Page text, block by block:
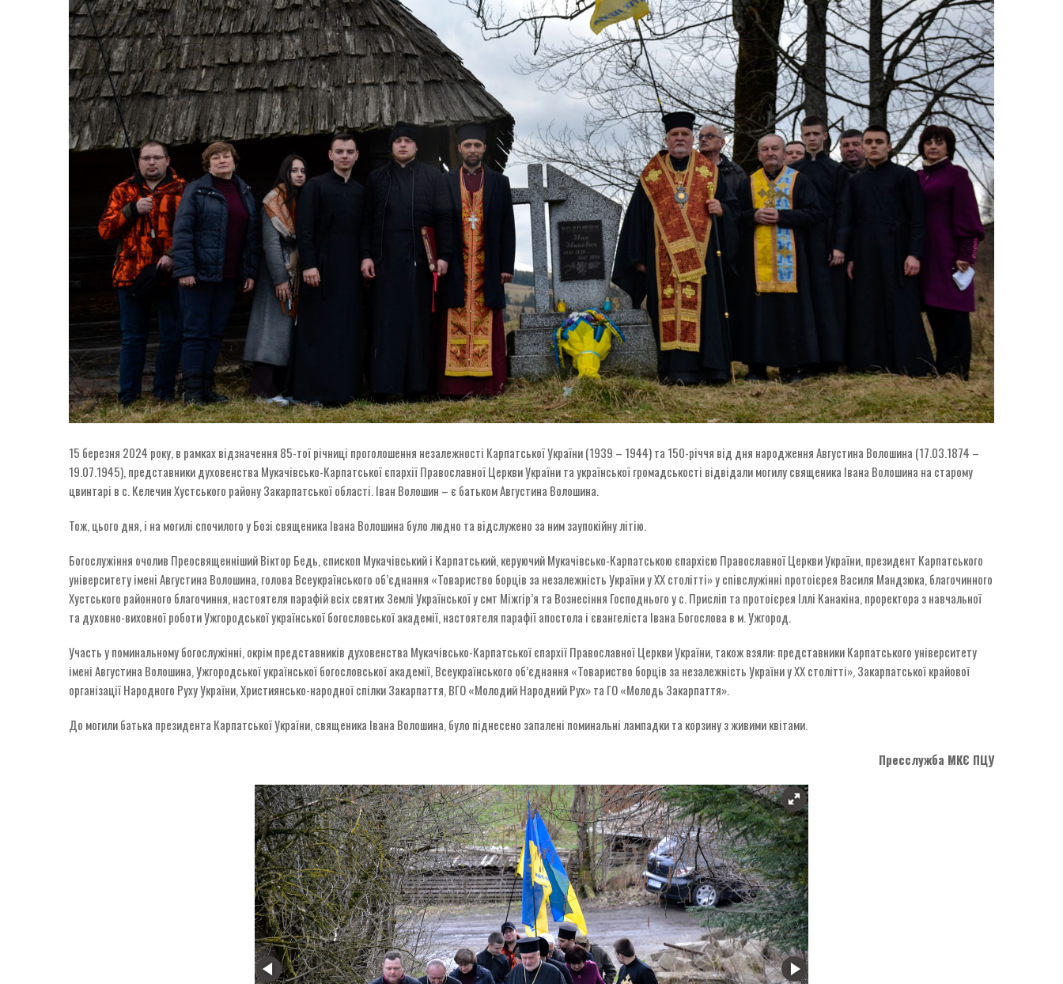
15 березня 2024 року, в рамках відзначення 85-тої річниці проголошення незалежності Карпатської України (1939 – 1944) та 150-річчя від дня народження Августина Волошина (17.03.1874 –
19.07.1945), представники духовенства Мукачівсько-Карпатської єпархії Православної Церкви України та української громадськості відвідали могилу священика Івана Волошина на старому
цвинтарі в с. Келечин Хустського району Закарпатської області. Іван Волошин – є батьком Августина Волошина.
Тож, цього дня, і на могилі спочилого у Бозі священика Івана Волошина було людно та відслужено за ним заупокійну літію.
Богослужіння очолив Преосвященніший Віктор Бедь, єпископ Мукачівський і Карпатський, керуючий Мукачівсько-Карпатською єпархією Православної Церкви України, президент Карпатського
університету імені Августина Волошина, голова Всеукраїнського об’єднання «Товариство борців за незалежність України у ХХ столітті» у співслужінні протоієрея Василя Мандзюка, благочинного
Хустського районного благочиння, настоятеля парафій всіх святих Землі Української у смт Міжгір’я та Вознесіння Господнього у с. Присліп та протоієрея Іллі Канакіна, проректора з навчальної
та духовно-виховної роботи Ужгородської української богословської академії, настоятеля парафії апостола і євангеліста Івана Богослова в м. Ужгород.
Участь у поминальному богослужінні, окрім представників духовенства Мукачівсько-Карпатської єпархії Православної Церкви України, також взяли: представники Карпатського університету
імені Августина Волошина, Ужгородської української богословської академії, Всеукраїнського об’єднання «Товариство борців за незалежність України у ХХ столітті», Закарпатської крайової
організації Народного Руху України, Християнсько-народної спілки Закарпаття, ВГО «Молодий Народний Рух» та ГО «Молодь Закарпаття».
До могили батька президента Карпатської України, священика Івана Волошина, було піднесено запалені поминальні лампадки та корзину з живими квітами.
Пресслужба МКЄ ПЦУ